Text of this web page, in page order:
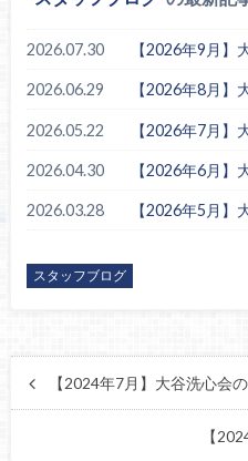
2026.07.30 【2026年9月】
2026.06.29 【2026年8月】
2026.05.22 【2026年7月】
2026.04.30 【2026年6月】
2026.03.28 【2026年5月】
スタッフブログ
【2024年7月】大谷洗心会
【